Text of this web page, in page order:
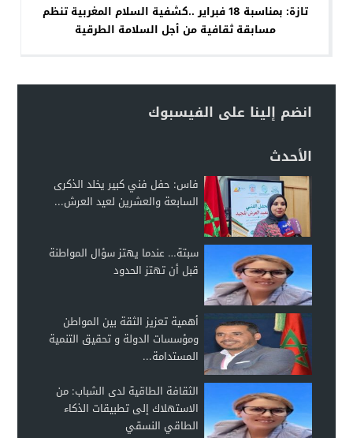
تازة: بمناسبة 18 فبراير ..كشفية السلام المغربية تنظم
مسابقة ثقافية من أجل السلامة الطرقية
انضم إلينا على الفيسبوك
الأحدث
فاس: حفل فني كبير يخلد الذكرى
السابعة والعشرين لعيد العرش...
سبتة… عندما يهتز سؤال المواطنة
قبل أن تهتز الحدود
أهمية تعزيز الثقة بين المواطن
ومؤسسات الدولة و تحقيق التنمية
المستدامة...
الثقافة الطاقية لدى الشباب: من
الاستهلاك إلى تطبيقات الذكاء
الطاقي النسقي